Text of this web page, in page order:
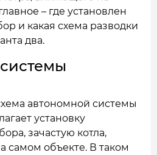
– где установлен
и какая схема разводки
два.
автономной системы
установку
зачастую котла,
самом объекте. В таком